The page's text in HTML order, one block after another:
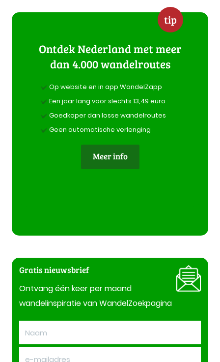
tip
Ontdek Nederland met meer
dan 4.000 wandelroutes
Op website en in app WandelZapp
Een jaar lang voor slechts 13,49 euro
Goedkoper dan losse wandelroutes
Geen automatische verlenging
Meer info
Gratis nieuwsbrief
Ontvang één keer per maand
wandelinspiratie van WandelZoekpagina